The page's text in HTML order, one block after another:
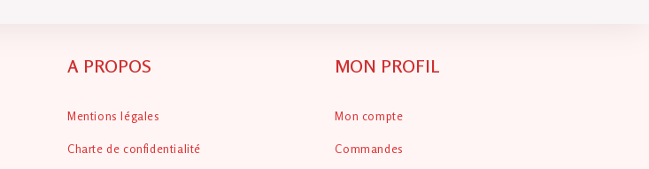
A PROPOS
Mentions légales
Charte de confidentialité
MON PROFIL
Mon compte
Commandes